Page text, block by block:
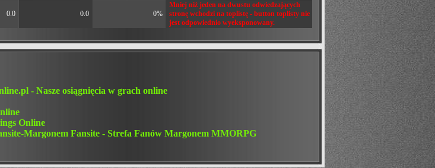
0.0 0.0 0%
Mniej niż jeden na dwustu odwiedzających
stronę wchodzi na toplistę - button toplisty nie
jest odpowiednio wyeksponowany.
- Nasze osiągnięcia w grach online
Online
Margonem Fansite - Strefa Fanów Margonem MMORPG